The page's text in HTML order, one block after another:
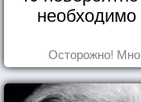
Осторожно!